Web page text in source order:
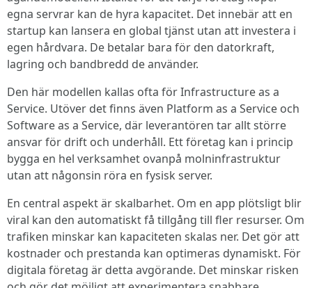
egna servrar kan de hyra kapacitet. Det innebär att en
startup kan lansera en global tjänst utan att investera i
egen hårdvara. De betalar bara för den datorkraft,
lagring och bandbredd de använder.
Den här modellen kallas ofta för Infrastructure as a
Service. Utöver det finns även Platform as a Service och
Software as a Service, där leverantören tar allt större
ansvar för drift och underhåll. Ett företag kan i princip
bygga en hel verksamhet ovanpå molninfrastruktur
utan att någonsin röra en fysisk server.
En central aspekt är skalbarhet. Om en app plötsligt blir
viral kan den automatiskt få tillgång till fler resurser. Om
trafiken minskar kan kapaciteten skalas ner. Det gör att
kostnader och prestanda kan optimeras dynamiskt. För
digitala företag är detta avgörande. Det minskar risken